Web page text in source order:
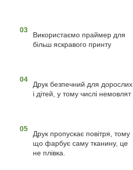
03
Використаємо праймер для
більш яскравого принту
04
Друк безпечний для дорослих
і дітей, у тому числі немовлят
05
Друк пропускає повітря, тому
що фарбує саму тканину, це
не плівка.